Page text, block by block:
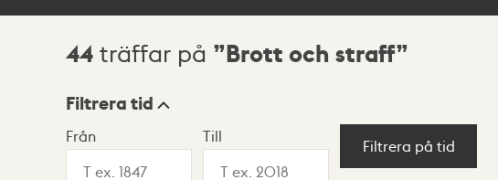
Sökresultat
44 träffar på Brott och straff
Visningsläge
Filtrera tid
Från Till
Filtrera på tid